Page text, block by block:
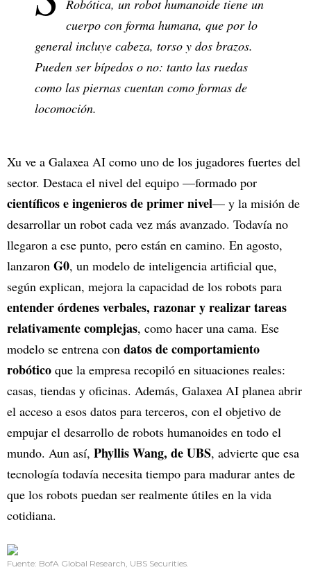
Robótica, un robot humanoide tiene un
cuerpo con forma humana, que por lo
general incluye cabeza, torso y dos brazos.
Pueden ser bípedos o no: tanto las ruedas
como las piernas cuentan como formas de
locomoción.
Xu ve a Galaxea AI como uno de los jugadores fuertes del
sector. Destaca el nivel del equipo —formado por
científicos e ingenieros de primer nivel— y la misión de
desarrollar un robot cada vez más avanzado. Todavía no
llegaron a ese punto, pero están en camino. En agosto,
lanzaron G0, un modelo de inteligencia artificial que,
según explican, mejora la capacidad de los robots para
entender órdenes verbales, razonar y realizar tareas
relativamente complejas, como hacer una cama. Ese
modelo se entrena con datos de comportamiento
robótico que la empresa recopiló en situaciones reales:
casas, tiendas y oficinas. Además, Galaxea AI planea abrir
el acceso a esos datos para terceros, con el objetivo de
empujar el desarrollo de robots humanoides en todo el
mundo. Aun así, Phyllis Wang, de UBS, advierte que esa
tecnología todavía necesita tiempo para madurar antes de
que los robots puedan ser realmente útiles en la vida
cotidiana.
Fuente: BofA Global Research, UBS Securities.